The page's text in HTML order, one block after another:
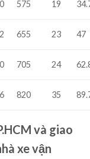
575 19
655 23 47
705 24
820 35
và giao
xe vận